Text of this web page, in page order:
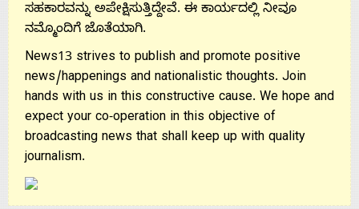
ಸಹಕಾರವನ್ನು ಅಪೇಕ್ಷಿಸುತ್ತಿದ್ದೇವೆ. ಈ ಕಾರ್ಯದಲ್ಲಿ ನೀವೂ
ನಮ್ಮೊಂದಿಗೆ ಜೊತೆಯಾಗಿ.
News13 strives to publish and promote positive
news/happenings and nationalistic thoughts. Join
hands with us in this constructive cause. We hope and
expect your co-operation in this objective of
broadcasting news that shall keep up with quality
journalism.